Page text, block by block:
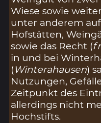
Wiese sowie
unter anderem
Hofstätten,
sowie das Recht (
in und bei
(Winterahausen)
Nutzungen,
Zeitpunkt des
allerdings nicht
Hochstifts.